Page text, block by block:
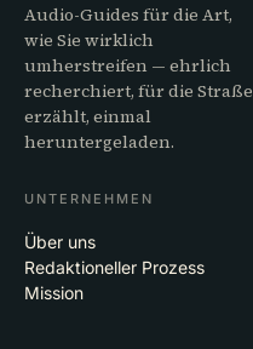
Audio-Guides für die Art,
wie Sie wirklich
umherstreifen — ehrlich
recherchiert, für die Straße
erzählt, einmal
heruntergeladen.
UNTERNEHMEN
Über uns
Redaktioneller Prozess
Mission